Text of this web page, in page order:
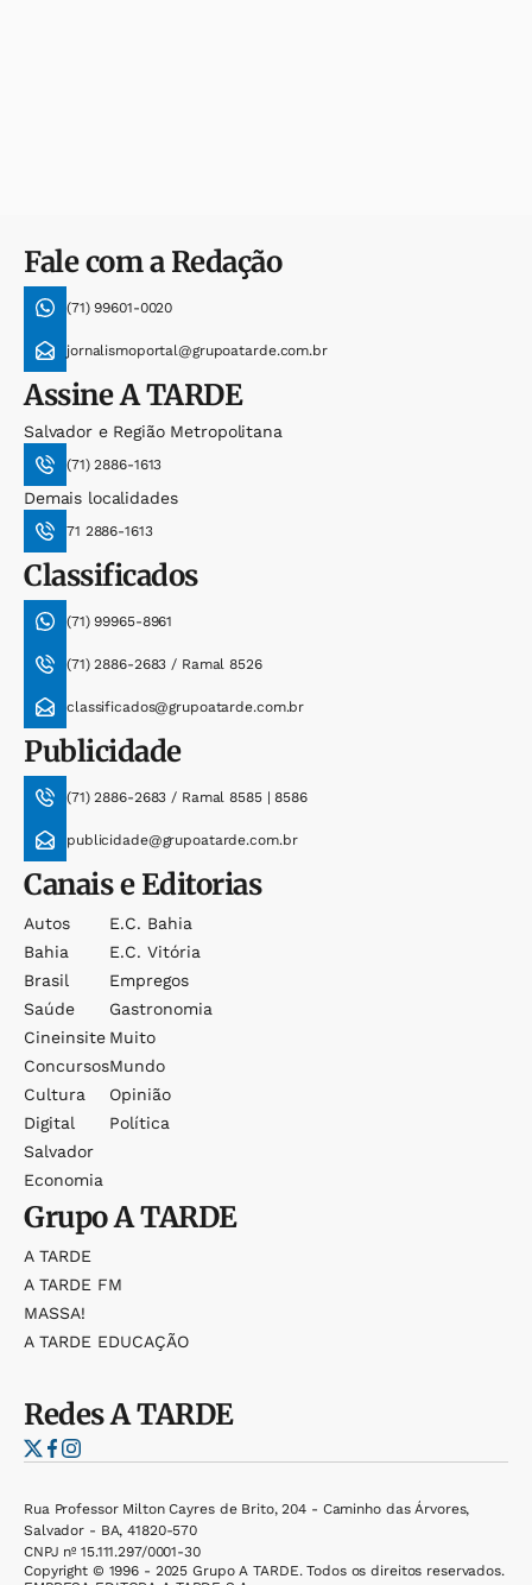
Fale com a Redação
(71) 99601-0020
jornalismoportal@grupoatarde.com.br
AssineA TARDE
Salvador e Região Metropolitana
(71) 2886-1613
Demais localidades
71 2886-1613
Classificados
(71) 99965-8961
(71) 2886-2683 / Ramal 8526
classificados@grupoatarde.com.br
Publicidade
(71) 2886-2683 / Ramal 8585 | 8586
publicidade@grupoatarde.com.br
Canais e Editorias
Autos
Bahia
Brasil
Saúde
Cineinsite
Concursos
Cultura
Digital
Salvador
Economia
E.c. Bahia
E.c. Vitória
Empregos
Gastronomia
Muito
Mundo
Opinião
Política
GrupoA TARDE
A TARDE
A TARDE FM
MASSA!
A TARDE EDUCAÇÃO
RedesA TARDE
Rua Professor Milton Cayres de Brito, 204 - Caminho das Árvores,
Salvador - BA, 41820-570
CNPJ nº 15.111.297/0001-30
Copyright © 1996 - 2025 Grupo A TARDE. Todos os direitos reservados.